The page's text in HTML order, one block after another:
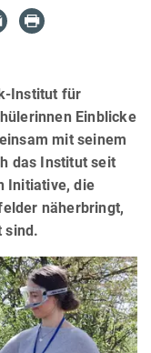
Institut für
Einblicke
mit seinem
das Institut seit
Initiative, die
näherbringt,
sind.